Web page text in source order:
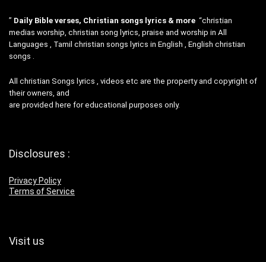
” Daily Bible verses, Christian songs lyrics & more “christian
medias worship, christian song lyrics, praise and worship in All
Languages , Tamil christian songs lyrics in English , English christian
songs .
All christian Songs lyrics , videos etc are the property and copyright of
their owners, and
are provided here for educational purposes only.
Disclosures :
Privacy Policy
Terms of Service
Visit us